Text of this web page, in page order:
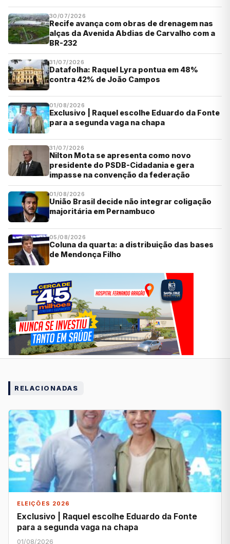
30/07/2026
Recife avança com obras de drenagem nas
alças da Avenida Abdias de Carvalho com a
BR-232
31/07/2026
Datafolha: Raquel Lyra pontua em 48%
contra 42% de João Campos
01/08/2026
Exclusivo | Raquel escolhe Eduardo da Fonte
para a segunda vaga na chapa
31/07/2026
Nilton Mota se apresenta como novo
presidente do PSDB-Cidadania e gera
impasse na convenção da federação
01/08/2026
União Brasil decide não integrar coligação
majoritária em Pernambuco
05/08/2026
Coluna da quarta: a distribuição das bases
de Mendonça Filho
RELACIONADAS
ELEIÇÕES 2026
Exclusivo | Raquel escolhe Eduardo da Fonte
para a segunda vaga na chapa
01/08/2026